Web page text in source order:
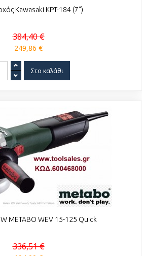
Kawasaki KPT-184 (7")
384,40 €
249,86 €
METABO WEV 15-125 Quick
336,51 €